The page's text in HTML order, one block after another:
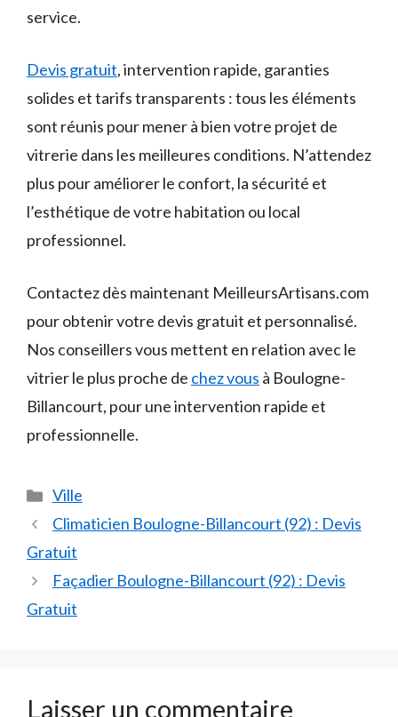
service.
Devis gratuit, intervention rapide, garanties
solides et tarifs transparents : tous les éléments
sont réunis pour mener à bien votre projet de
vitrerie dans les meilleures conditions. N’attendez
plus pour améliorer le confort, la sécurité et
l’esthétique de votre habitation ou local
professionnel.
Contactez dès maintenant MeilleursArtisans.com
pour obtenir votre devis gratuit et personnalisé.
Nos conseillers vous mettent en relation avec le
vitrier le plus proche de chez vous à Boulogne-
Billancourt, pour une intervention rapide et
professionnelle.
Catégories
Ville
Climaticien Boulogne-Billancourt (92) : Devis
Gratuit
Façadier Boulogne-Billancourt (92) : Devis
Gratuit
Laisser un commentaire